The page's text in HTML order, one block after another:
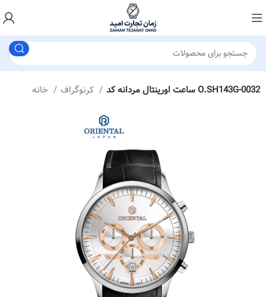
کرنوگراف ساعت اورینتال مردانه کد O.SH143G-0032